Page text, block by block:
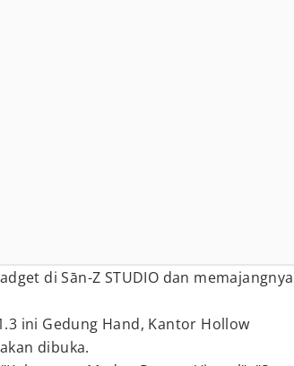
di Sān-Z STUDIO dan memajangnya
ini Gedung Hand, Kantor Hollow
dibuka.